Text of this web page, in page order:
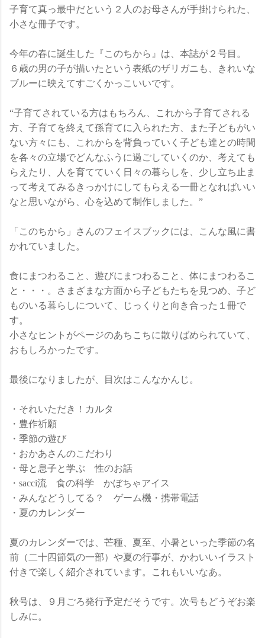
子育て真っ最中だという２人のお母さんが手掛けられた、
小さな冊子です。
今年の春に誕生した『このちから』は、本誌が２号目。
６歳の男の子が描いたという表紙のザリガニも、きれいな
ブルーに映えてすごくかっこいいです。
“子育てされている方はもちろん、これから子育てされる
方、子育てを終えて孫育てに入られた方、また子どもがい
ない方々にも、これからを背負っていく子ども達との時間
を各々の立場でどんなふうに過ごしていくのか、考えても
らえたり、人を育てていく日々の暮らしを、少し立ち止ま
って考えてみるきっかけにしてもらえる一冊となればいい
なと思いながら、心を込めて制作しました。”
「このちから」さんのフェイスブックには、こんな風に書
かれていました。
食にまつわること、遊びにまつわること、体にまつわるこ
と・・・。さまざまな方面から子どもたちを見つめ、子ど
ものいる暮らしについて、じっくりと向き合った１冊で
す。
小さなヒントがページのあちこちに散りばめられていて、
おもしろかったです。
最後になりましたが、目次はこんなかんじ。
・それいただき！カルタ
・豊作祈願
・季節の遊び
・おかあさんのこだわり
・母と息子と学ぶ 性のお話
・sacci流 食の科学 かぼちゃアイス
・みんなどうしてる？ ゲーム機・携帯電話
・夏のカレンダー
夏のカレンダーでは、芒種、夏至、小暑といった季節の名
前（二十四節気の一部）や夏の行事が、かわいいイラスト
付きで楽しく紹介されています。これもいいなあ。
秋号は、９月ごろ発行予定だそうです。次号もどうぞお楽
しみに。